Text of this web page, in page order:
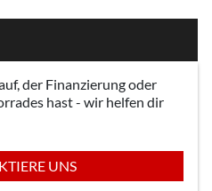
der Finanzierung oder
hast - wir helfen dir
UNS